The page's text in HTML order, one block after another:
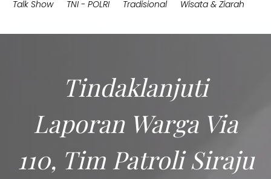
Talk Show
TNI - POLRI Tradisional Wisata & Ziarah
Tindaklanjuti
Laporan Warga Via
110, Tim Patroli Siraju